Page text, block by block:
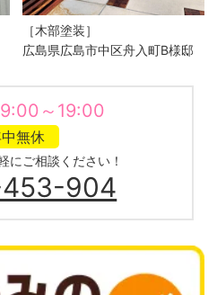
［木部塗装］
広島県広島市中区舟入町B様邸
～19:00
無休
にご相談ください！
904